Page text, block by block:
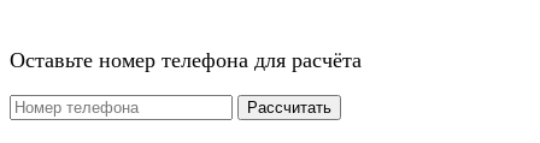
Оставьте номер телефона для расчёта
Рассчитать